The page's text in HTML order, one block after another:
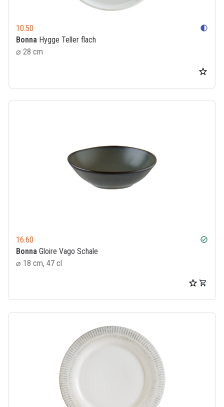
10.50 contrast
Bonna Hygge Teller flach
⌀ 28 cm
16.60 check_circle
Bonna Gloire Vago Schale
⌀ 18 cm, 47 cl